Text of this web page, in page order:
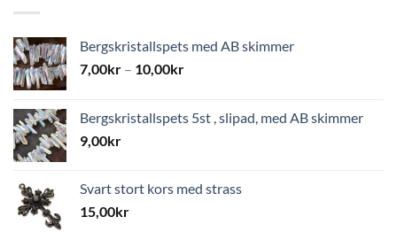
Bergskristallspets med AB skimmer
7,00kr – 10,00kr
Bergskristallspets 5st , slipad, med AB skimmer
9,00kr
Svart stort kors med strass
15,00kr